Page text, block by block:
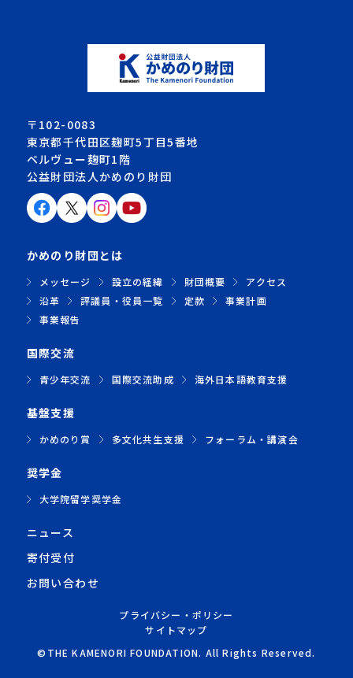
〒102-0083
東京都千代田区麹町5丁目5番地
ベルヴュー麹町1階
公益財団法人かめのり財団
かめのり財団とは
メッセージ 設立の経緯 財団概要
アクセス
沿革
評議員・役員一覧 定款
事業計画
事業報告
国際交流
青少年交流 国際交流助成 海外日本語教育支援
基盤支援
かめのり賞 多文化共生支援 フォーラム・講演会
奨学金
大学院留学奨学金
ニュース
寄付受付
お問い合わせ
プライバシー・ポリシー
サイトマップ
©THE KAMENORI FOUNDATION. All Rights Reserved.